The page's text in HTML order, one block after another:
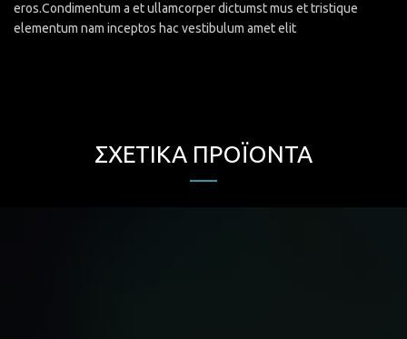
eros.Condimentum a et ullamcorper dictumst mus et tristique
elementum nam inceptos hac vestibulum amet elit
ΣΧΕΤΙΚΆ ΠΡΟΪΌΝΤΑ